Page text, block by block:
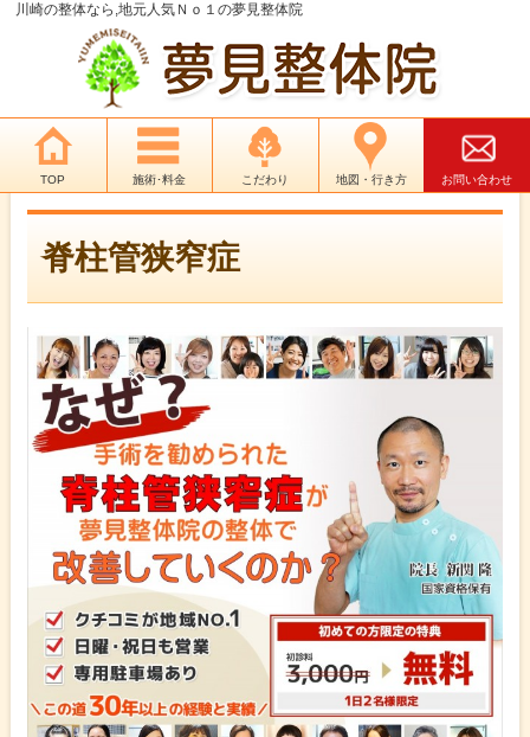
川崎の整体なら,地元人気Ｎｏ１の夢見整体院
TOP 施術･料金 こだわり 地図・行き方 お問い合わせ
脊柱管狭窄症